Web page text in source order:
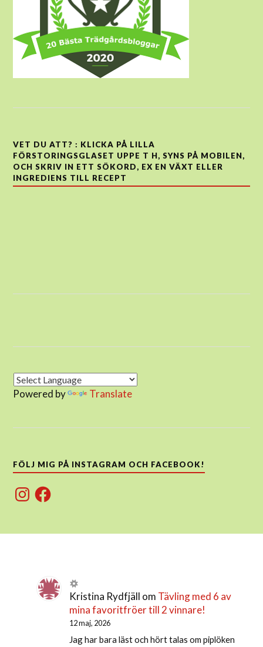
VET DU ATT? : KLICKA PÅ LILLA
FÖRSTORINGSGLASET UPPE T H, SYNS PÅ MOBILEN,
OCH SKRIV IN ETT SÖKORD, EX EN VÄXT ELLER
INGREDIENS TILL RECEPT
Powered by Translate
FÖLJ MIG PÅ INSTAGRAM OCH FACEBOOK!
InstagramFacebook
Kristina Rydfjäll om Tävling med 6 av
mina favoritfröer till 2 vinnare!
12 maj, 2026
Jag har bara läst och hört talas om piplöken